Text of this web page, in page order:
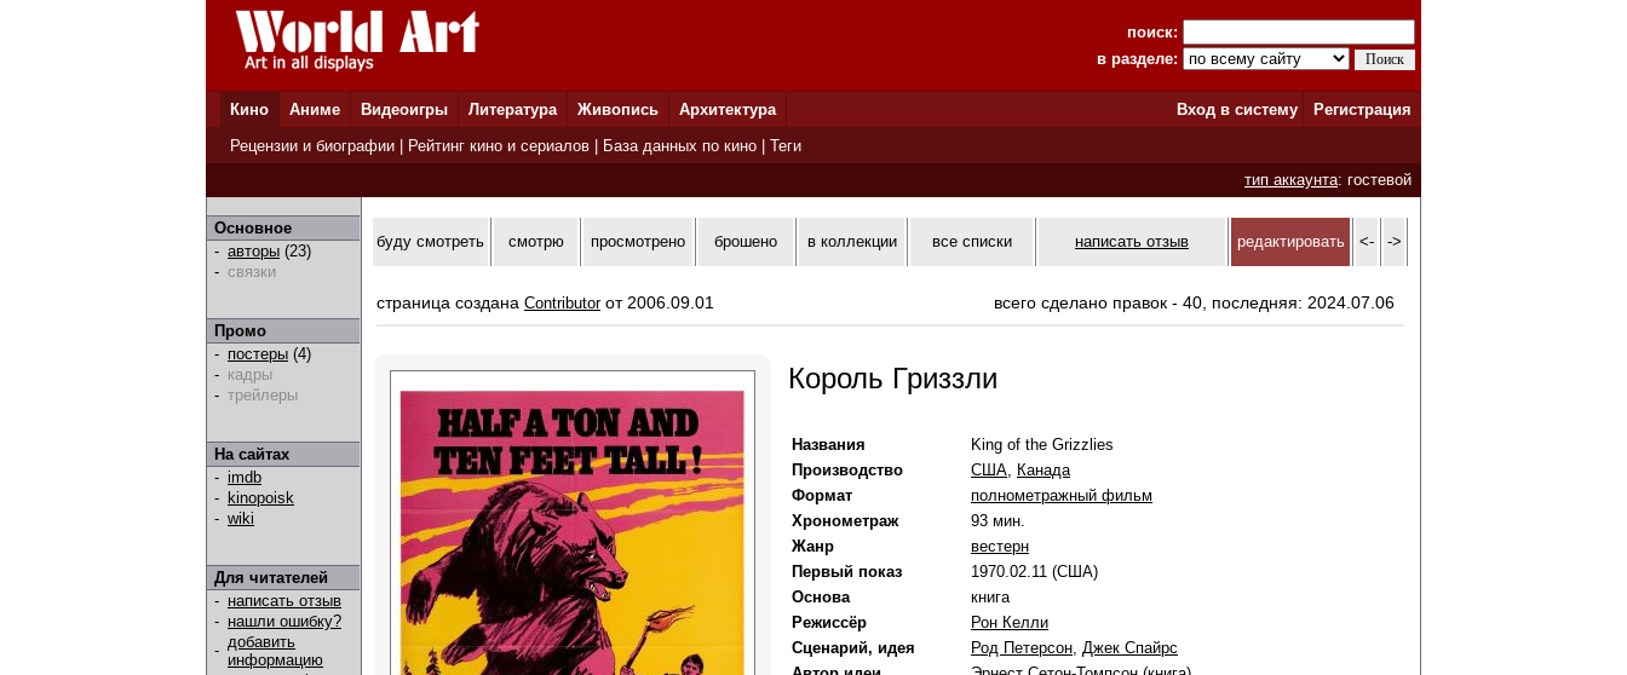
поиск:
в разделе:
Кино Аниме Видеоигры Литература Живопись Архитектура Вход в систему
Регистрация
Рецензии и биографии
Рейтинг кино и сериалов База данных по кино
Теги
тип аккаунта: гостевой
Основное
- авторы (23)
- связки
Промо
- постеры (4)
- кадры
- трейлеры
На сайтах
- imdb
- kinopoisk
- wiki
Для читателей
- написать отзыв
- нашли ошибку?
- добавить
информацию
буду смотреть смотрю просмотрено брошено в коллекции все списки написать отзыв редактировать <- ->
страница создана Contributorот 2006.09.01 всего сделано правок - 40, последняя: 2024.07.06
Король Гриззли
Названия
King of the Grizzlies
Производство
США, Канада
Формат
полнометражный фильм
Хронометраж
93 мин.
Жанр
вестерн
Первый показ
1970.02.11 (США)
Основа
книга
Режиссёр
Рон Келли
Сценарий, идея
Род Петерсон, Джек Спайрс